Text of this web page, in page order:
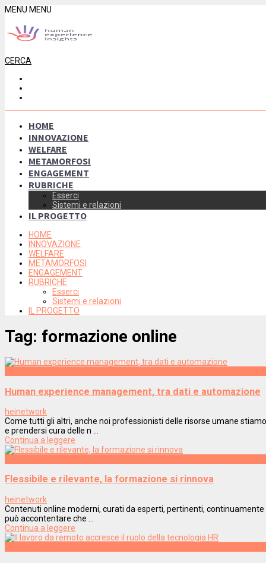
MENU MENU
CERCA
HOME
INNOVAZIONE
WELFARE
METAMORFOSI
ENGAGEMENT
RUBRICHE
Esserci
Sistemi e relazioni
IL PROGETTO
HOME
INNOVAZIONE
WELFARE
METAMORFOSI
ENGAGEMENT
RUBRICHE
Esserci
Sistemi e relazioni
IL PROGETTO
Tag: formazione online
Human experience management, tra dati e automazione
heinetwork
Come tutti gli altri, anche noi professionisti delle risorse umane
e prendersi cura delle n ...
Continua a leggere
Flessibile e rilevante, la formazione si rinnova
heinetwork
Contenuti online moderni, curati da esperti, pertinenti,
può accontentare che ...
Continua a leggere